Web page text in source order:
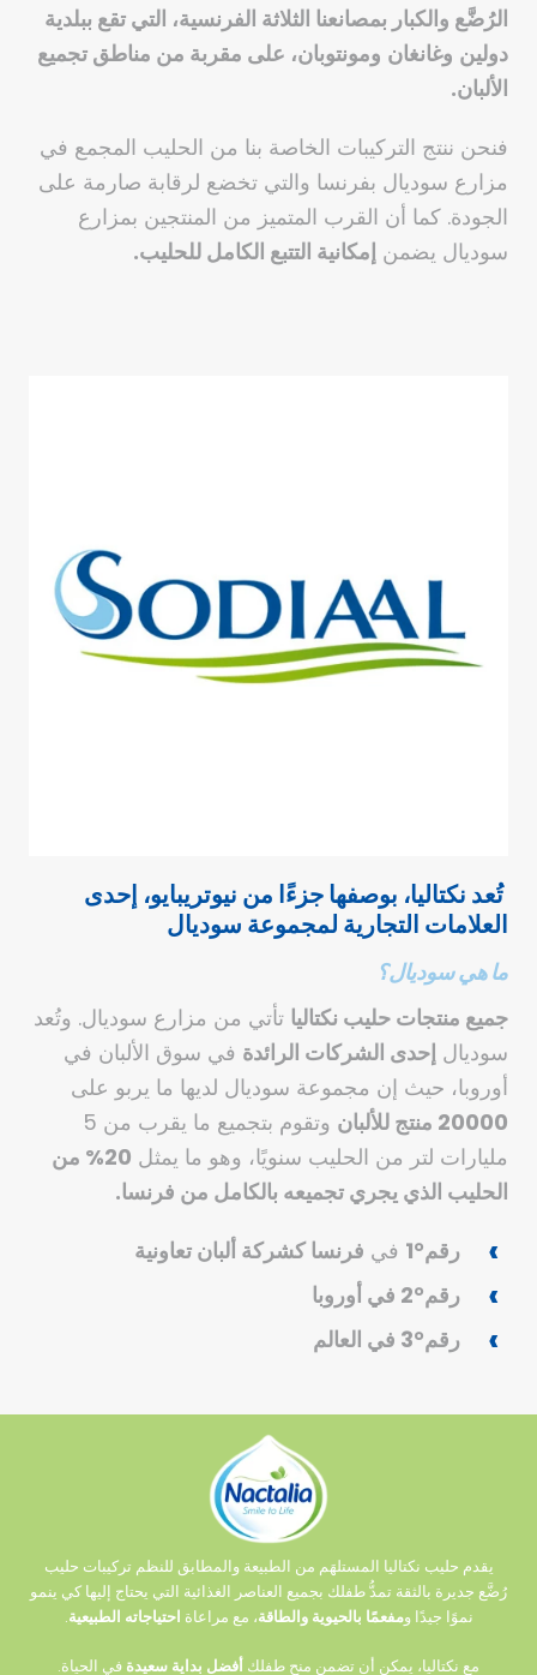
الرُضَّع والكبار بمصانعنا الثلاثة الفرنسية، التي تقع ببلدية
دولين وغانغان ومونتوبان، على مقربة من مناطق تجميع
الألبان.
فنحن ننتج التركيبات الخاصة بنا من الحليب المجمع في
مزارع سوديال بفرنسا والتي تخضع لرقابة صارمة على
الجودة. كما أن القرب المتميز من المنتجين بمزارع
سوديال يضمن إمكانية التتبع الكامل للحليب.
تُعد نكتاليا، بوصفها جزءًا من نيوتريبايو، إحدى
العلامات التجارية لمجموعة سوديال
ما هيسوديال؟
جميع منتجات حليب نكتاليا تأتي من مزارع سوديال. وتُعد
سوديال إحدى الشركات الرائدة في سوق الألبان في
أوروبا، حيث إن مجموعة سوديال لديها ما يربو على
20000 منتج للألبان
وتقوم بتجميع ما يقرب من 5
مليارات لتر من الحليب سنويًا، وهو ما يمثل
20% من
الحليب الذي يجري تجميعه بالكامل من فرنسا.
رقم°
1 في فرنساكشركة ألبان تعاونية
رقم°
2 في أوروبا
رقم°
3 في العالم
يقدم حليب نكتاليا المستلهَم من الطبيعة والمطابق للنظم تركيبات حليب
رُضَّع جديرة بالثقة تمدُّ طفلك بجميع العناصر الغذائية التي يحتاج إليها كي ينمو
نموًا جيدًا ومفعمًا بالحيوية والطاقة، مع مراعاة احتياجاته الطبيعية.
مع نكتاليا، يمكن أن تضمن منح طفلك أفضل بداية سعيدة في الحياة.